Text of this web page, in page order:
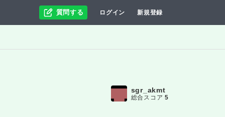
質問する ログイン 新規登録
sgr_akmt
総合スコア 5